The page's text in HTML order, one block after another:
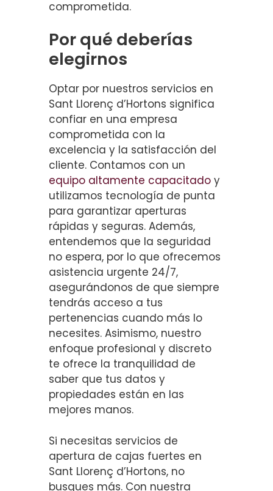
comprometida.
Por qué deberías
elegirnos
Optar por nuestros servicios en
Sant Llorenç d’Hortons significa
confiar en una empresa
comprometida con la
excelencia y la satisfacción del
cliente. Contamos con un
equipo altamente capacitado y
utilizamos tecnología de punta
para garantizar aperturas
rápidas y seguras. Además,
entendemos que la seguridad
no espera, por lo que ofrecemos
asistencia urgente 24/7,
asegurándonos de que siempre
tendrás acceso a tus
pertenencias cuando más lo
necesites. Asimismo, nuestro
enfoque profesional y discreto
te ofrece la tranquilidad de
saber que tus datos y
propiedades están en las
mejores manos.
Si necesitas servicios de
apertura de cajas fuertes en
Sant Llorenç d’Hortons, no
busques más. Con nuestra